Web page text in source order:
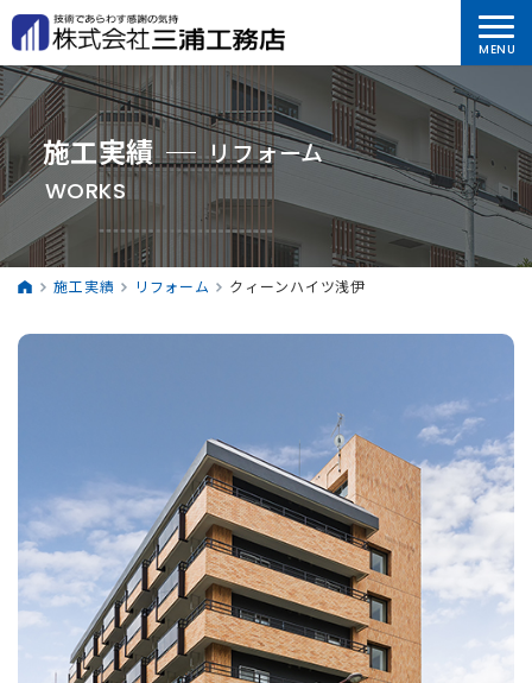
施工実績 リフォーム
WORKS
施工実績 リフォーム クィーンハイツ浅伊